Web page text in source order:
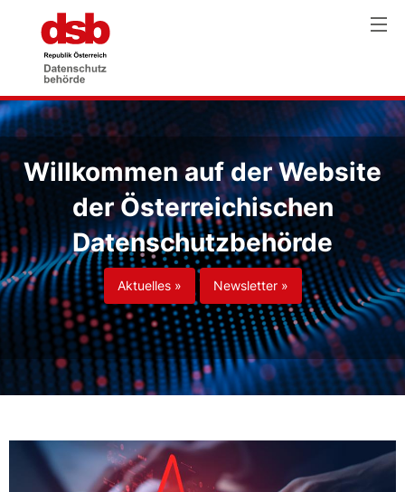
Willkommen auf der Website
der Österreichischen
Datenschutzbehörde
Aktuelles » Newsletter »